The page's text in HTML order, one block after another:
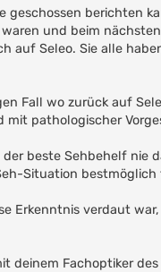
geschossen berichten
und beim
auf Seleo. Sie alle
Fall wo zurück auf
mit pathologischer
beste Sehbehelf nie
Situation bestmöglich
Erkenntnis verdaut
deinem Fachoptiker